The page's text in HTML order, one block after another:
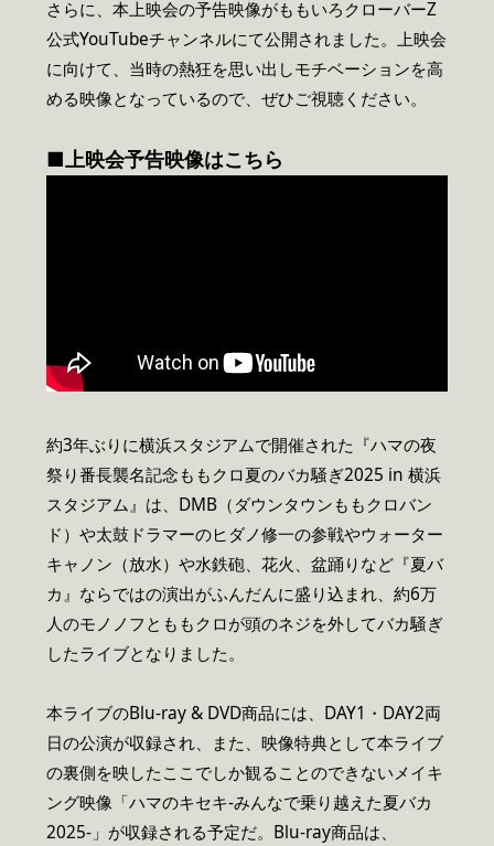
さらに、本上映会の予告映像がももいろクローバーZ
公式YouTubeチャンネルにて公開されました。上映会
に向けて、当時の熱狂を思い出しモチベーションを高
める映像となっているので、ぜひご視聴ください。
■上映会予告映像はこちら
約3年ぶりに横浜スタジアムで開催された『ハマの夜
祭り番長襲名記念ももクロ夏のバカ騒ぎ2025 in 横浜
スタジアム』は、DMB（ダウンタウンももクロバン
ド）や太鼓ドラマーのヒダノ修一の参戦やウォーター
キャノン（放水）や水鉄砲、花火、盆踊りなど『夏バ
カ』ならではの演出がふんだんに盛り込まれ、約6万
人のモノノフとももクロが頭のネジを外してバカ騒ぎ
したライブとなりました。
本ライブのBlu-ray & DVD商品には、DAY1・DAY2両
日の公演が収録され、また、映像特典として本ライブ
の裏側を映したここでしか観ることのできないメイキ
ング映像「ハマのキセキ-みんなで乗り越えた夏バカ
2025-」が収録される予定だ。Blu-ray商品は、